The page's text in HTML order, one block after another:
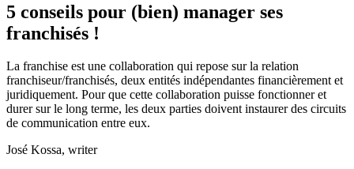
5 conseils pour (bien) manager ses
franchisés !
La franchise est une collaboration qui repose sur la relation
franchiseur/franchisés, deux entités indépendantes financièrement et
juridiquement. Pour que cette collaboration puisse fonctionner et
durer sur le long terme, les deux parties doivent instaurer des circuits
de communication entre eux.
José Kossa, writer